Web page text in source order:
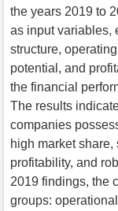
the years 2019 to
as input variables,
structure,
potential, and
the financial
The results
companies
high market
profitability, and
2019 findings, the
groups: